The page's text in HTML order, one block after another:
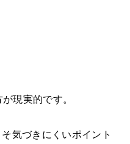
現実的です。
気づきにくいポイント